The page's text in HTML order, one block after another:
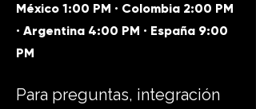
México 1:00 PM · Colombia 2:00 PM
· Argentina 4:00 PM · España 9:00
PM
Para preguntas, integración